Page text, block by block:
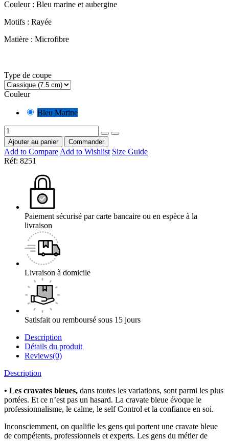
Couleur : Bleu marine et aubergine
Motifs : Rayée
Matière : Microfibre
Type de coupe
Couleur
Bleu Marine
Ajouter au panier Commander
Add to CompareAdd to Wishlist Size Guide
Réf: 8251
Paiement sécurisé par carte bancaire ou en espèce à la
livraison
Livraison à domicile
Satisfait ou remboursé sous 15 jours
Description
Détails du produit
Reviews(0)
Description
• Les cravates bleues, dans toutes les variations, sont parmi les plus
portées. Et ce n’est pas un hasard. La cravate bleue évoque le
professionnalisme, le calme, le self Control et la confiance en soi.
Inconsciemment, on qualifie les gens qui portent une cravate bleue
de compétents, professionnels et experts. Les gens du métier de